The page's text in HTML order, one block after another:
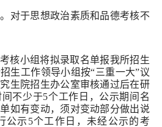
对于思想政治素质和品德考核不
核小组将拟录取名单报我所招生
生工作领导小组按“三重一大”议
生院招生办公室审核通过后在研
不少于5个工作日，公示期间名
如有变动，须对变动部分做出说
公示5个工作日，未经公示的考